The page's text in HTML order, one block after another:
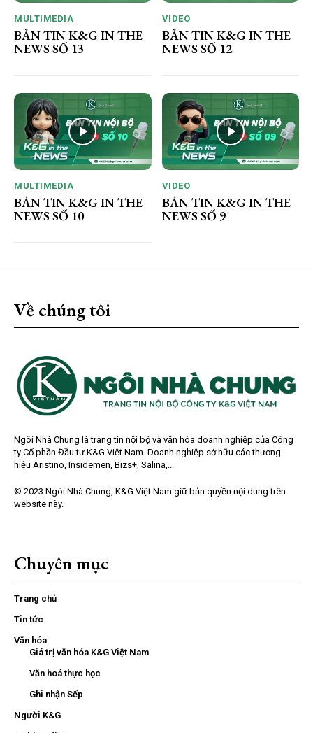
MULTIMEDIA
BẢN TIN K&G IN THE
NEWS SỐ 13
VIDEO
BẢN TIN K&G IN THE
NEWS SỐ 12
MULTIMEDIA
BẢN TIN K&G IN THE
NEWS SỐ 10
VIDEO
BẢN TIN K&G IN THE
NEWS SỐ 9
Về chúng tôi
Ngôi Nhà Chung là trang tin nội bộ và văn hóa doanh nghiệp của Công
ty Cổ phần Đầu tư K&G Việt Nam. Doanh nghiệp sở hữu các thương
hiệu Aristino, Insidemen, Bizs+, Salina,...
© 2023 Ngôi Nhà Chung, K&G Việt Nam giữ bản quyền nội dung trên
website này.
Chuyên mục
Trang chủ
Tin tức
Văn hóa
Giá trị văn hóa K&G Việt Nam
Văn hoá thực học
Ghi nhận Sếp
Người K&G